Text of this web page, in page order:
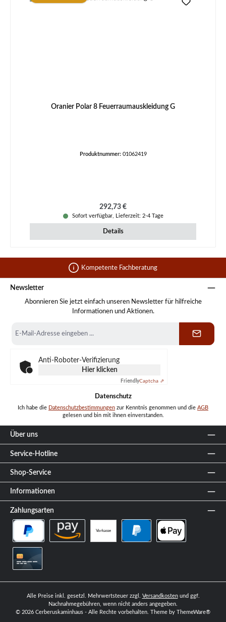
Oranier Polar 8 Feuerraumauskleidung G
Produktnummer: 01062419
Regulärer Preis:
292,73 €
Sofort verfügbar, Lieferzeit: 2-4 Tage
Details
Kompetente Fachberatung
Newsletter
Abonnieren Sie jetzt einfach unseren Newsletter für hilfreiche
Informationen und Aktionen.
Mail-
Anti-Roboter-Verifizierung
Hier klicken
FriendlyCaptcha ⇗
Datenschutz
Ich habe die Datenschutzbestimmungen zur Kenntnis genommen und die AGB
gelesen und bin mit ihnen einverstanden.
Über uns
Service-Hotline
Shop-Service
Informationen
Zahlungsarten
Vorkasse
PayPal Später Bezahlen
Alle Preise inkl. gesetzl. Mehrwertsteuer zzgl. Versandkostenund ggf.
Nachnahmegebühren, wenn nicht anders angegeben.
© 2026 Cerberuskaminhaus - Alle Rechte vorbehalten. Theme by ThemeWare®